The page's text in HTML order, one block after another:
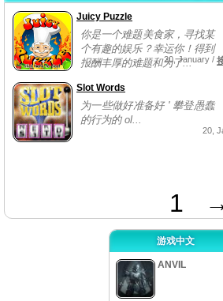
Juicy Puzzle
你是一个难题美食家，寻找某
个有趣的娱乐？幸运你！得到
报酬丰厚的难题和为了...
20, January /
Slot Words
为一些做好准备好 ' 攀登愚蠢
的行为的 ol...
20,
1
游戏中文
ANVIL